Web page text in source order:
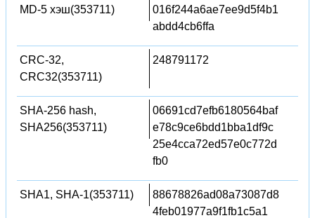
MD-5 хэш(353711)
016f244a6ae7ee9d5f4b1
abdd4cb6ffa
CRC-32,
CRC32(353711)
248791172
SHA-256 hash,
SHA256(353711)
06691cd7efb6180564baf
e78c9ce6bdd1bba1df9c
25e4cca72ed57e0c772d
fb0
SHA1, SHA-1(353711)
88678826ad08a73087d8
4feb01977a9f1fb1c5a1